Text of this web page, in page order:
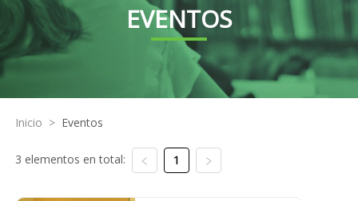
EVENTOS
Inicio > Eventos
3 elementos en total: 1